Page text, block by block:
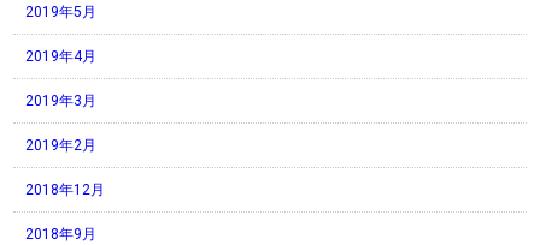
2019年5月
2019年4月
2019年3月
2019年2月
2018年12月
2018年9月